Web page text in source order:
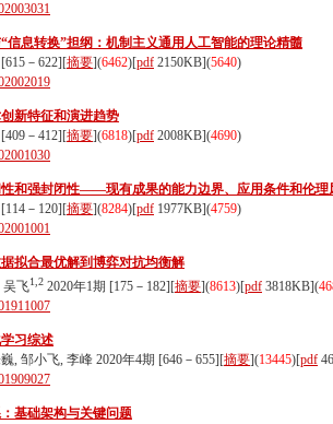
信息转换”担纲：机制主义通用人工智能的理论精髓
－622][摘要](6462)[pdf 2150KB](5640)
新特征和演进趋势
－412][摘要](6818)[pdf 2008KB](4690)
性和强封闭性——现有成果的能力边界、应用条件和伦理
－120][摘要](8284)[pdf 1977KB](4759)
拟合最优解到博弈对抗均衡解
吴飞1,2 2020年1期 [175－182][摘要](8613)[pdf 3818KB](
习综述
, 邹小飞, 李峰 2020年4期 [646－655][摘要](13445)[pdf
基础架构与关键问题